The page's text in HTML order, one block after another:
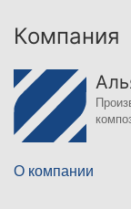
Компания
О компании